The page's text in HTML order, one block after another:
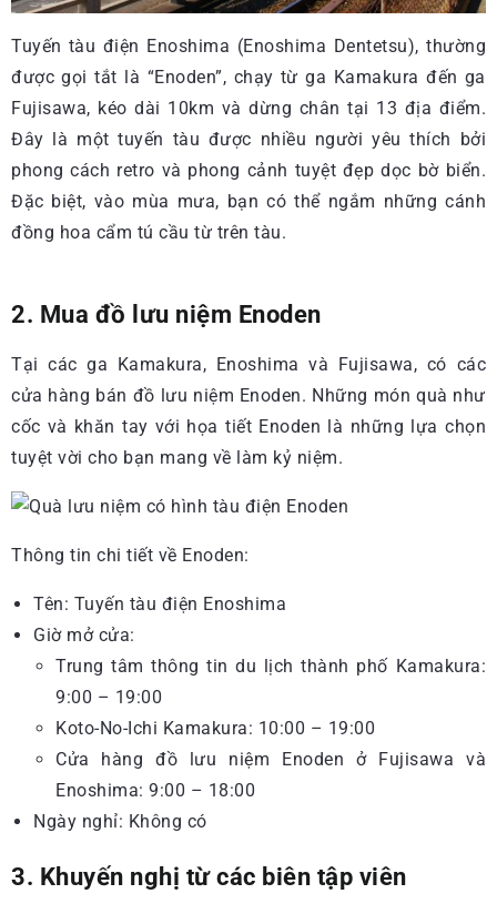
Tuyến tàu điện Enoshima (Enoshima Dentetsu), thường
được gọi tắt là “Enoden”, chạy từ ga Kamakura đến ga
Fujisawa, kéo dài 10km và dừng chân tại 13 địa điểm.
Đây là một tuyến tàu được nhiều người yêu thích bởi
phong cách retro và phong cảnh tuyệt đẹp dọc bờ biển.
Đặc biệt, vào mùa mưa, bạn có thể ngắm những cánh
đồng hoa cẩm tú cầu từ trên tàu.
2. Mua đồ lưu niệm Enoden
Tại các ga Kamakura, Enoshima và Fujisawa, có các
cửa hàng bán đồ lưu niệm Enoden. Những món quà như
cốc và khăn tay với họa tiết Enoden là những lựa chọn
tuyệt vời cho bạn mang về làm kỷ niệm.
Thông tin chi tiết về Enoden:
Tên: Tuyến tàu điện Enoshima
Giờ mở cửa:
Trung tâm thông tin du lịch thành phố Kamakura:
9:00 – 19:00
Koto-No-Ichi Kamakura: 10:00 – 19:00
Cửa hàng đồ lưu niệm Enoden ở Fujisawa và
Enoshima: 9:00 – 18:00
Ngày nghỉ: Không có
3. Khuyến nghị từ các biên tập viên